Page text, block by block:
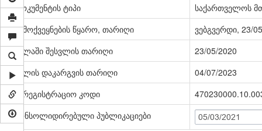
დოკუმენტის ტიპი
საქართველოს
გამოქვეყნების წყარო, თარიღი
ვებგვერდი, 23/
ძალაში შესვლის თარიღი
23/05/2020
ძალის დაკარგვის თარიღი
04/07/2023
სარეგისტრაციო კოდი
კონსოლიდირებული პუბლიკაციები
05/03/2021